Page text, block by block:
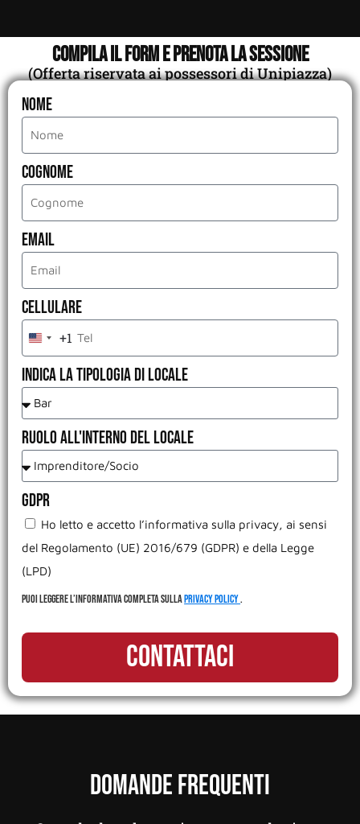
compila il form e prenota la sessione
(Offerta riservata ai possessori di Unipiazza)
Nome
Cognome
Email
Cellulare
+1
Indica la tipologia di Locale
Ruolo all'interno del Locale
GDPR
Ho letto e accetto l’informativa sulla privacy, ai sensi
del Regolamento (UE) 2016/679 (GDPR) e della Legge
(LPD)
Puoi leggere l’informativa completa sullaPrivacy Policy.
Contattaci
Domande frequenti